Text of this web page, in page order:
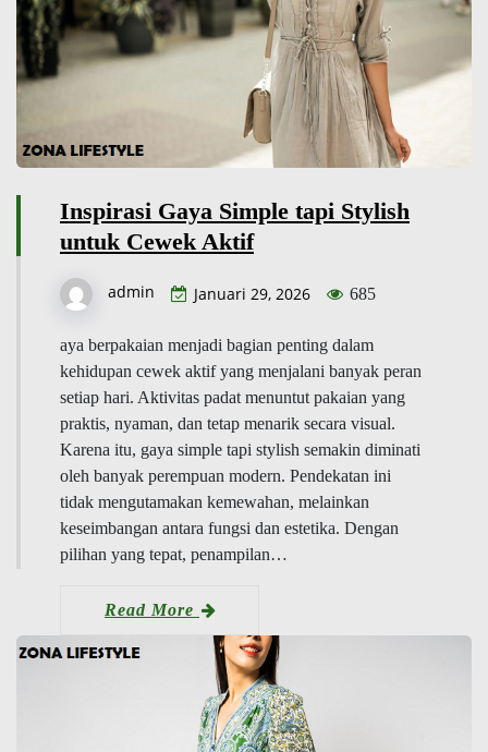
Inspirasi Gaya Simple tapi Stylish
untuk Cewek Aktif
admin Januari 29, 2026 685
aya berpakaian menjadi bagian penting dalam
kehidupan cewek aktif yang menjalani banyak peran
setiap hari. Aktivitas padat menuntut pakaian yang
praktis, nyaman, dan tetap menarik secara visual.
Karena itu, gaya simple tapi stylish semakin diminati
oleh banyak perempuan modern. Pendekatan ini
tidak mengutamakan kemewahan, melainkan
keseimbangan antara fungsi dan estetika. Dengan
pilihan yang tepat, penampilan…
Read More